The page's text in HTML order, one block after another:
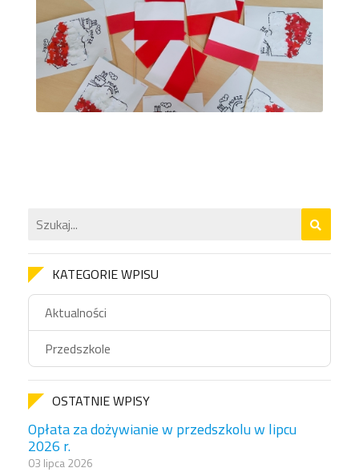
KATEGORIE WPISU
Aktualności
Przedszkole
OSTATNIE WPISY
Opłata za dożywianie w przedszkolu w lipcu
2026 r.
03 lipca 2026